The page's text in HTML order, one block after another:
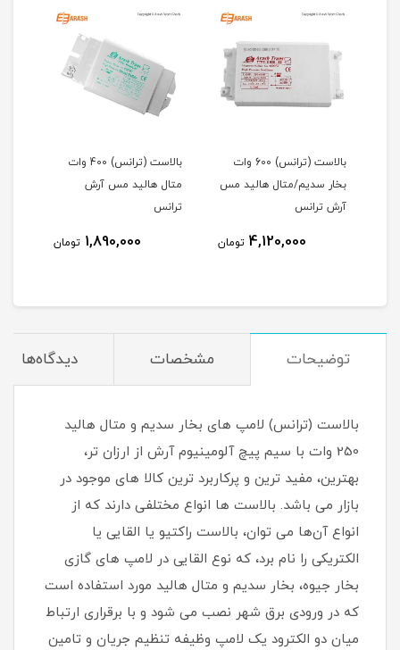
بالاست (ترانس) 600 وات
بخار سدیم/متال هالید مس
آرش ترانس
4,120,000 تومان
بالاست (ترانس) 400 وات
متال هالید مس آرش
ترانس
1,890,000 تومان
توضیحات مشخصات دیدگاه‌ها
بالاست (ترانس) لامپ های بخار سدیم و متال هالید
250 وات با سیم پیچ آلومینیوم آرش از ارزان تر،
بهترین، مفید ترین و پرکاربرد ترین کالا های موجود در
بازار می باشد. بالاست ها انواع مختلفی دارند که از
انواع آن‌ها می توان، بالاست راکتیو یا القایی یا
الکتریکی را نام برد، که نوع القایی در لامپ های گازی
بخار جیوه، بخار سدیم و متال هالید مورد استفاده است
که در ورودی برق شهر نصب می شود و با برقراری ارتباط
میان دو الکترود یک لامپ وظیفه تنظیم جریان و تامین